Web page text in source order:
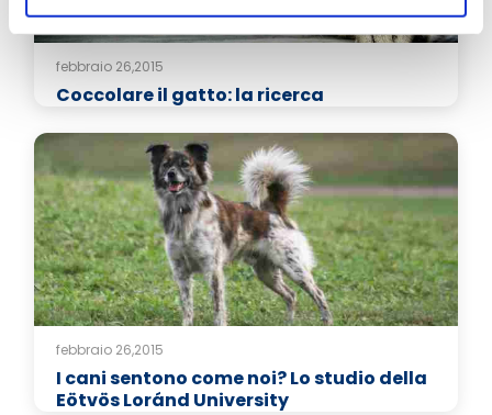
febbraio 26,2015
Coccolare il gatto: la ricerca
febbraio 26,2015
I cani sentono come noi? Lo studio della
Eötvös Loránd University